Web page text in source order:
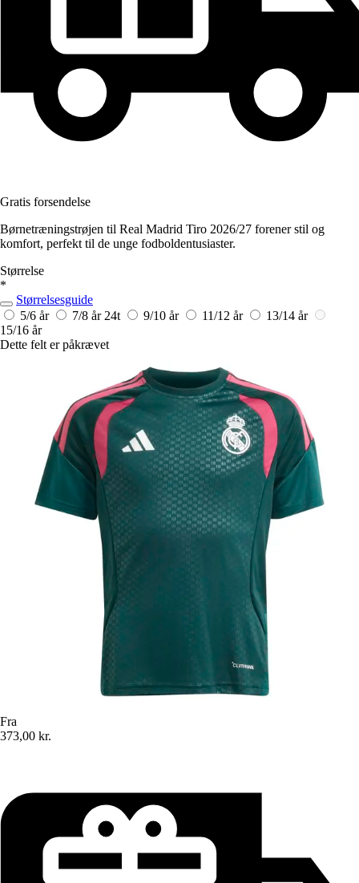
Gratis forsendelse
Børnetræningstrøjen til Real Madrid Tiro 2026/27 forener stil og
komfort, perfekt til de unge fodboldentusiaster.
Størrelse
*
Størrelsesguide
5/6 år
7/8 år 24t 9/10 år 11/12 år
13/14 år
15/16 år
Dette felt er påkrævet
Fra
373,00 kr.